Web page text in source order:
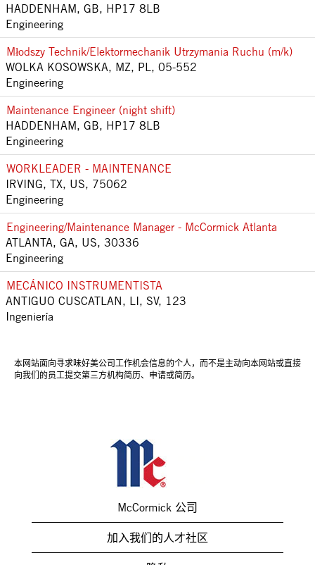
HADDENHAM, GB, HP17 8LB
Engineering
Młodszy Technik/Elektormechanik Utrzymania Ruchu (m/k)
WOLKA KOSOWSKA, MZ, PL, 05-552
Engineering
Maintenance Engineer (night shift)
HADDENHAM, GB, HP17 8LB
Engineering
WORKLEADER - MAINTENANCE
IRVING, TX, US, 75062
Engineering
Engineering/Maintenance Manager - McCormick Atlanta
ATLANTA, GA, US, 30336
Engineering
MECÁNICO INSTRUMENTISTA
ANTIGUO CUSCATLAN, LI, SV, 123
Ingeniería
本网站面向寻求味好美公司工作机会信息的个人，而不是主动向本网站或直接
向我们的员工提交第三方机构简历、申请或简历。
McCormick 公司
加入我们的人才社区